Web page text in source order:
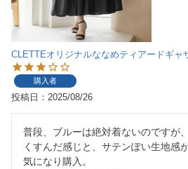
CLETTEオリジナルななめティアードギャ
購入者
投稿日 2025/08/26
普段、ブルーは絶対着ないのですが、
くすんだ感じと、サテンぽい生地感
気になり購入。